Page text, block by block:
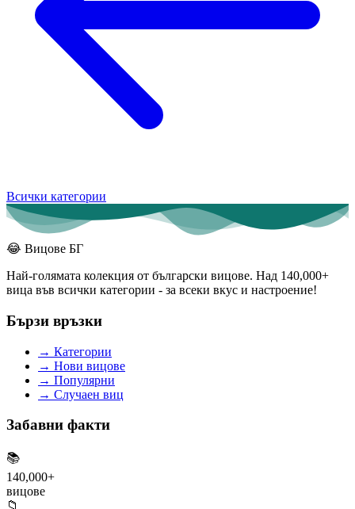
Всички категории
😂 Вицове БГ
Най-голямата колекция от български вицове. Над 140,000+
вица във всички категории - за всеки вкус и настроение!
Бързи връзки
→ Категории
→ Нови вицове
→ Популярни
→ Случаен виц
Забавни факти
📚
140,000+
вицове
📁